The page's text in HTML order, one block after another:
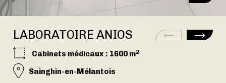
LABORATOIRE ANIOS
Cabinets médicaux: 1600 m2
Sainghin-en-Mélantois